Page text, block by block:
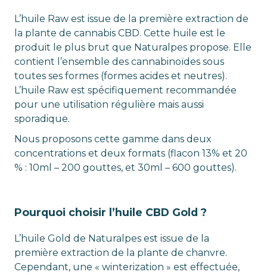
L’huile Raw est issue de la première extraction de
la plante de cannabis CBD. Cette huile est le
produit le plus brut que Naturalpes propose. Elle
contient l’ensemble des cannabinoïdes sous
toutes ses formes (formes acides et neutres).
L’huile Raw est spécifiquement recommandée
pour une utilisation régulière mais aussi
sporadique.
Nous proposons cette gamme dans deux
concentrations et deux formats (flacon 13% et 20
% : 10ml – 200 gouttes, et 30ml – 600 gouttes).
Pourquoi choisir l’huile CBD Gold ?
L’huile Gold de Naturalpes est issue de la
première extraction de la plante de chanvre.
Cependant, une « winterization » est effectuée,